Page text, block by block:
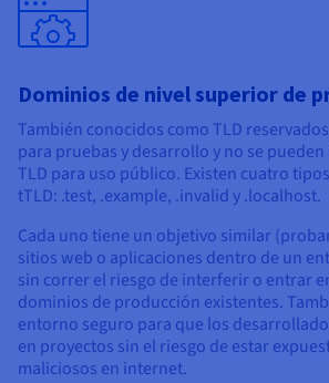
Dominios de nivel superior de
También conocidos como TLD
para pruebas y desarrollo y no se
TLD para uso público. Existen cuatro
tTLD: .test, .example, .invalid y .localhost.
Cada uno tiene un objetivo similar
sitios web o aplicaciones dentro de un
sin correr el riesgo de interferir o entrar
dominios de producción existentes.
entorno seguro para que los
en proyectos sin el riesgo de estar
maliciosos en internet.